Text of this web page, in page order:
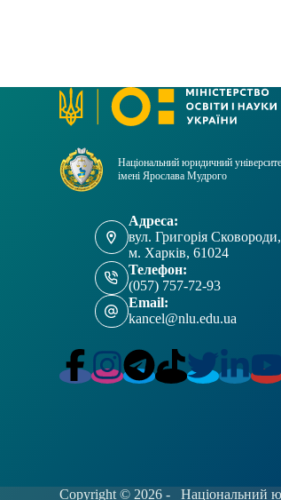
Національний юридичний
імені Ярослава Мудрого
Адреса:
вул. Григорія
м. Харків, 61024
Телефон:
(057) 757-72-93
Email:
kancel@nlu.edu.ua
Copyright © 2026 -Національний